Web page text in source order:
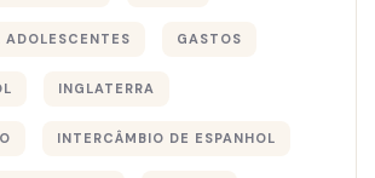
ADOLESCENTES GASTOS
INGLATERRA
INTERCÂMBIO DE ESPANHOL